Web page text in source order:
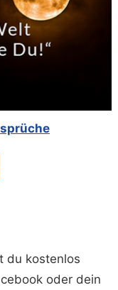
du kostenlos
oder dein